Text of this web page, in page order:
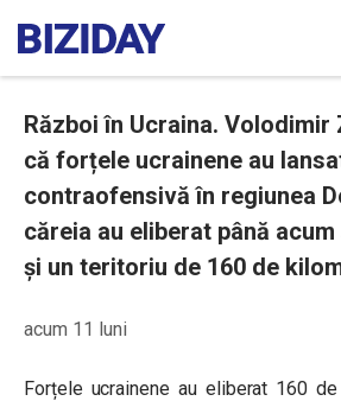
Război în Ucraina. Volodimir
că forțele ucrainene au
contraofensivă în regiunea
căreia au eliberat până
și un teritoriu de 160 de
acum 11 luni
Forțele ucrainene au eliberat 160